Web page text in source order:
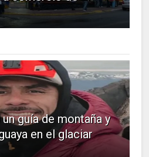
guía de montaña y
en el glaciar